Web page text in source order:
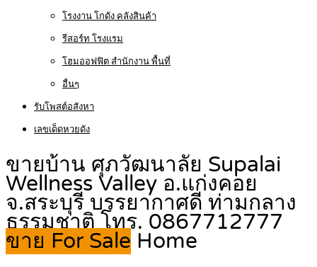
โรงงาน โกดัง คลังสินค้า
รีสอร์ท โรงแรม
โฮมออฟฟิต สำนักงาน พื้นที่
อื่นๆ
รับโพสต์อสังหา
เลขเด็ดหวยดัง
ขายบ้าน ศุภวัฒนาลัย Supalai
Wellness Valley อ.แก่งคอย
จ.สระบุรี บรรยากาศดี ท่ามกลาง
ธรรมชาติ โทร. 0867712777
ขาย For Sale Home